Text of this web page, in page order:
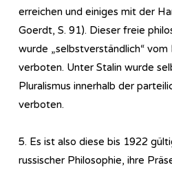
erreichen und einiges mit der
Goerdt, S. 91). Dieser freie
wurde „selbstverständlich“
verboten. Unter Stalin wurde
Pluralismus innerhalb der
verboten.
5. Es ist also diese bis 1922
russischer Philosophie, ihre